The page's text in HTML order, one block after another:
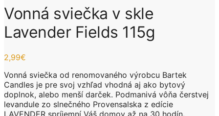
Vonná sviečka v skle
Lavender Fields 115g
2,99€
Vonná sviečka od renomovaného výrobcu Bartek
Candles je pre svoj vzhľad vhodná aj ako bytový
doplnok, alebo menší darček. Podmanivá vôňa čerstvej
levandule zo slnečného Provensalska z edície
LAVENDER spríjemní Váš domov až na 30 hodín.